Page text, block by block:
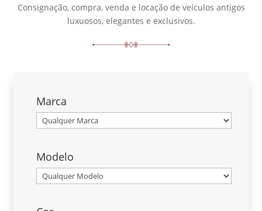
Consignação, compra, venda e locação de veículos antigos
luxuosos, elegantes e exclusivos.
Marca
Modelo